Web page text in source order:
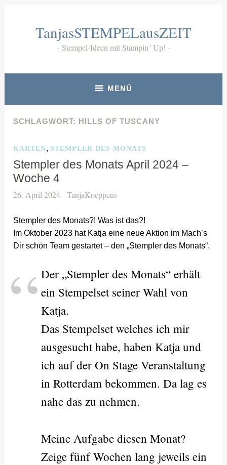
TanjasSTEMPELausZEIT
Stempel-Ideen mit Stampin´ Up!
MENÜ
SCHLAGWORT: HILLS OF TUSCANY
KARTEN, STEMPLER DES MONATS
Stempler des Monats April 2024 –
Woche 4
26. April 2024 TanjaKoeppens
Stempler des Monats?! Was ist das?!
Im Oktober 2023 hat Katja eine neue Aktion im Mach’s
Dir schön Team gestartet – den „Stempler des Monats“.
Der „Stempler des Monats“ erhält
ein Stempelset seiner Wahl von
Katja.
Das Stempelset welches ich mir
ausgesucht habe, haben Katja und
ich auf der On Stage Veranstaltung
in Rotterdam bekommen. Da lag es
nahe das zu nehmen.
Meine Aufgabe diesen Monat?
Zeige fünf Wochen lang jeweils ein